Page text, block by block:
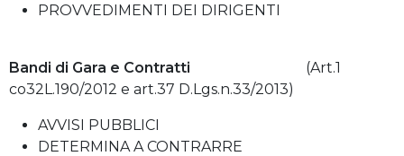
PROVVEDIMENTI DEI DIRIGENTI
Bandi di Gara e Contratti
(Art.1
co32L.190/2012 e art.37 D.Lgs.n.33/2013)
AVVISI PUBBLICI
DETERMINA A CONTRARRE